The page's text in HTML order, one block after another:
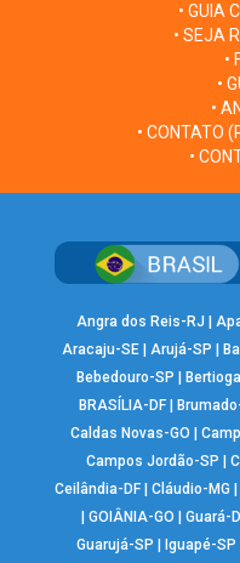
• GUIA
• SEJA
•
•
•
• CONTATO
•
Angra dos Reis-RJ
Aracaju-SE |Arujá-SP
Bebedouro-SP
BRASÍLIA-DF|
Caldas Novas-GO
|
Campos Jordão-SP
Ceilândia-DF| Cláudio-MG
GOIÂNIA-GO Guará-
Guarujá-SP
Iguapé-SP